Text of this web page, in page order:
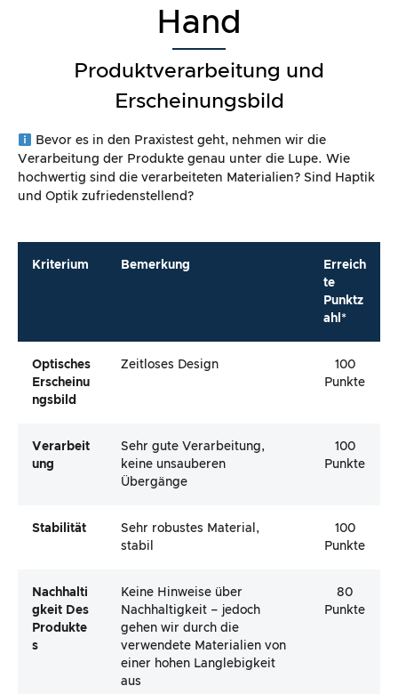
Hand
Produktverarbeitung und
Erscheinungsbild
Bevor es in den Praxistest geht, nehmen wir die
Verarbeitung der Produkte genau unter die Lupe. Wie
hochwertig sind die verarbeiteten Materialien? Sind Haptik
und Optik zufriedenstellend?
Kriterium Bemerkung
Erreich
te
Punktz
ahl*
Optisches
Erscheinu
Ngsbild
Zeitloses Design
100
Punkte
Verarbeit
Ung
Sehr gute Verarbeitung,
keine unsauberen
Übergänge
100
Punkte
Stabilität
Sehr robustes Material,
stabil
100
Punkte
Nachhalti
Gkeit Des
Produkte
S
Keine Hinweise über
Nachhaltigkeit – jedoch
gehen wir durch die
verwendete Materialien von
einer hohen Langlebigkeit
aus
80
Punkte